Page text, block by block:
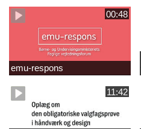
00:48
emu-respons
11:42